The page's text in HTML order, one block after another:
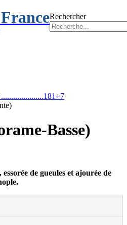
Rechercher
Basse)
de gueules et ajourée de